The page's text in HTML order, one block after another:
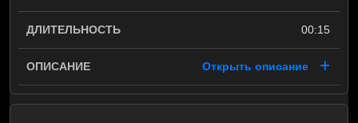
00:15
Открыть описание